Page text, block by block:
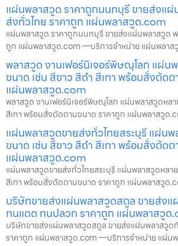
แผ่นพลาสวูด ราคาถูกนนทบุรี ขายส่งแ
ส่งทั่วไทย ราคาถูก แผ่นพลาสวูด.com
แผ่นพลาสวูด ราคาถูกนนทบุรี ขายส่งแผ่นพลาสวูด
ถูก แผ่นพลาสวูด.com —บริการจำหน่าย แผ่นพลาส
พลาสวูด งานเฟอร์นิเจอร์พิษณุโลก แผ่น
ขนาด เช่น สีขาว สีดำ สีเทา พร้อมสั่งตัด
แผ่นพลาสวูด.com
พลาสวูด งานเฟอร์นิเจอร์พิษณุโลก แผ่นพลาสวูดหล
สีเทา พร้อมสั่งตัดตามขนาด ราคาถูก แผ่นพลาสวูด
แผ่นพลาสวูดขายส่งทั่วไทยสระบุรี แผ่น
ขนาด เช่น สีขาว สีดำ สีเทา พร้อมสั่งตัด
แผ่นพลาสวูด.com
แผ่นพลาสวูดขายส่งทั่วไทยสระบุรี แผ่นพลาสวูดหลา
สีเทา พร้อมสั่งตัดตามขนาด ราคาถูก แผ่นพลาสวูด
บริษัทขายส่งแผ่นพลาสวูดสตูล ขายส่ง
ทนแดด ทนปลวก ราคาถูก แผ่นพลาสวูด
บริษัทขายส่งแผ่นพลาสวูดสตูล ขายส่งแผ่นพลาสวู
ราคาถูก แผ่นพลาสวูด.com —บริการจำหน่าย แผ่น